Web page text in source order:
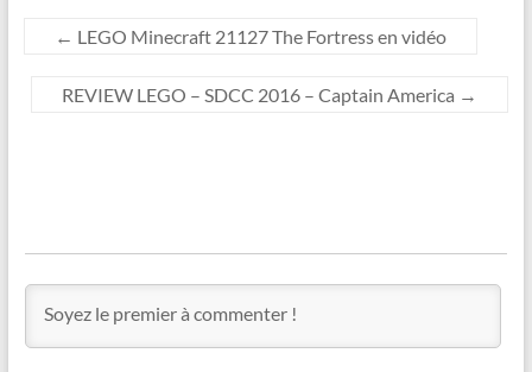
← LEGO Minecraft 21127 The Fortress en vidéo
REVIEW LEGO – SDCC 2016 – Captain America →